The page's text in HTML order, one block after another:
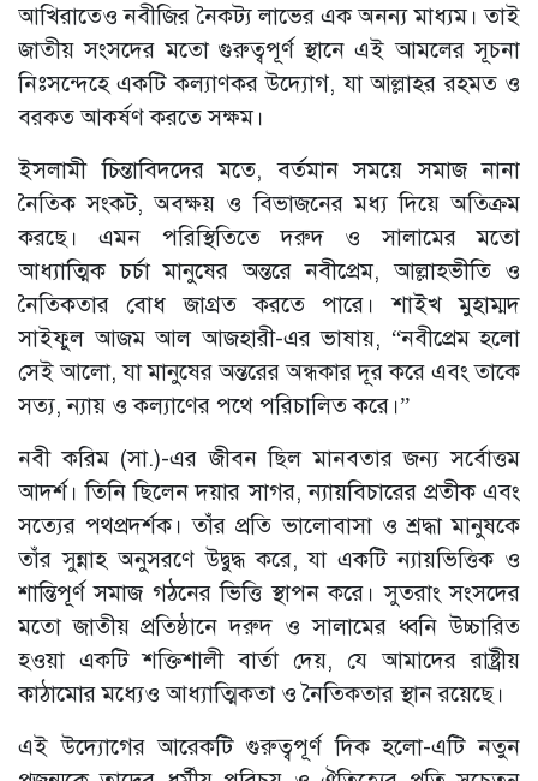
আখিরাতেও নবীজির নৈকট্য লাভের এক অনন্য মাধ্যম। তাই
জাতীয় সংসদের মতো গুরুত্বপূর্ণ স্থানে এই আমলের সূচনা
নিঃসন্দেহে একটি কল্যাণকর উদ্যোগ, যা আল্লাহর রহমত ও
বরকত আকর্ষণ করতে সক্ষম।
ইসলামী চিন্তাবিদদের মতে, বর্তমান সময়ে সমাজ নানা
নৈতিক সংকট, অবক্ষয় ও বিভাজনের মধ্য দিয়ে অতিক্রম
করছে। এমন পরিস্থিতিতে দরুদ ও সালামের মতো
আধ্যাত্মিক চর্চা মানুষের অন্তরে নবীপ্রেম, আল্লাহভীতি ও
নৈতিকতার বোধ জাগ্রত করতে পারে। শাইখ মুহাম্মদ
সাইফুল আজম আল আজহারী-এর ভাষায়, “নবীপ্রেম হলো
সেই আলো, যা মানুষের অন্তরের অন্ধকার দূর করে এবং তাকে
সত্য, ন্যায় ও কল্যাণের পথে পরিচালিত করে।”
নবী করিম (সা.)-এর জীবন ছিল মানবতার জন্য সর্বোত্তম
আদর্শ। তিনি ছিলেন দয়ার সাগর, ন্যায়বিচারের প্রতীক এবং
সত্যের পথপ্রদর্শক। তাঁর প্রতি ভালোবাসা ও শ্রদ্ধা মানুষকে
তাঁর সুন্নাহ অনুসরণে উদ্বুদ্ধ করে, যা একটি ন্যায়ভিত্তিক ও
শান্তিপূর্ণ সমাজ গঠনের ভিত্তি স্থাপন করে। সুতরাং সংসদের
মতো জাতীয় প্রতিষ্ঠানে দরুদ ও সালামের ধ্বনি উচ্চারিত
হওয়া একটি শক্তিশালী বার্তা দেয়, যে আমাদের রাষ্ট্রীয়
কাঠামোর মধ্যেও আধ্যাত্মিকতা ও নৈতিকতার স্থান রয়েছে।
এই উদ্যোগের আরেকটি গুরুত্বপূর্ণ দিক হলো-এটি নতুন